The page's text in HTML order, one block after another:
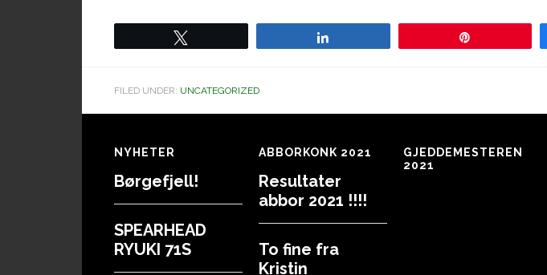
FILED UNDER: UNCATEGORIZED
Footer
NYHETER
Børgefjell!
SPEARHEAD
RYUKI 71S
ABBORKONK 2021
Resultater
abbor 2021 !!!!
To fine fra
Kristin
GJEDDEMESTEREN
2021